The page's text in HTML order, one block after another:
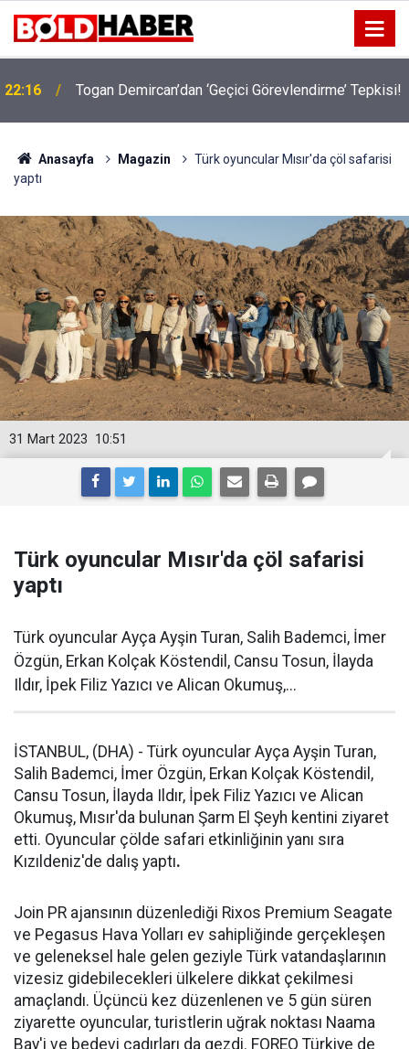
22:16 Togan Demircan’dan ‘Geçici Görevlendirme’ Tepkisi!
Anasayfa Magazin
Türk oyuncular Mısır'da çöl safarisi
yaptı
10:51
31 Mart 2023
Türk oyuncular Mısır'da çöl safarisi
yaptı
Türk oyuncular Ayça Ayşin Turan, Salih Bademci, İmer
Özgün, Erkan Kolçak Köstendil, Cansu Tosun, İlayda
Ildır, İpek Filiz Yazıcı ve Alican Okumuş,...
İSTANBUL, (DHA) - Türk oyuncular Ayça Ayşin Turan,
Salih Bademci, İmer Özgün, Erkan Kolçak Köstendil,
Cansu Tosun, İlayda Ildır, İpek Filiz Yazıcı ve Alican
Okumuş, Mısır'da bulunan Şarm El Şeyh kentini ziyaret
etti. Oyuncular çölde safari etkinliğinin yanı sıra
Kızıldeniz'de dalış yaptı.
Join PR ajansının düzenlediği Rixos Premium Seagate
ve Pegasus Hava Yolları ev sahipliğinde gerçekleşen
ve geleneksel hale gelen geziyle Türk vatandaşlarının
vizesiz gidebilecekleri ülkelere dikkat çekilmesi
amaçlandı. Üçüncü kez düzenlenen ve 5 gün süren
ziyarette oyuncular, turistlerin uğrak noktası Naama
Bay'i ve bedevi çadırları da gezdi. FOREO Türkiye de